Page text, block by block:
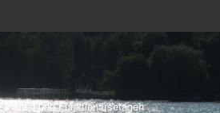
und Funktionärsetagen